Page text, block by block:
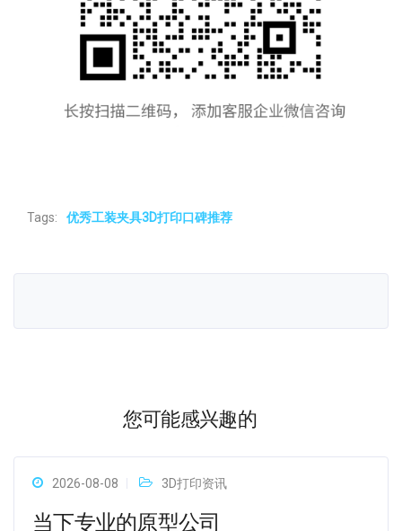
Tags: 优秀工装夹具3D打印口碑推荐
您可能感兴趣的
2026-08-08 3D打印资讯
当下专业的原型公司